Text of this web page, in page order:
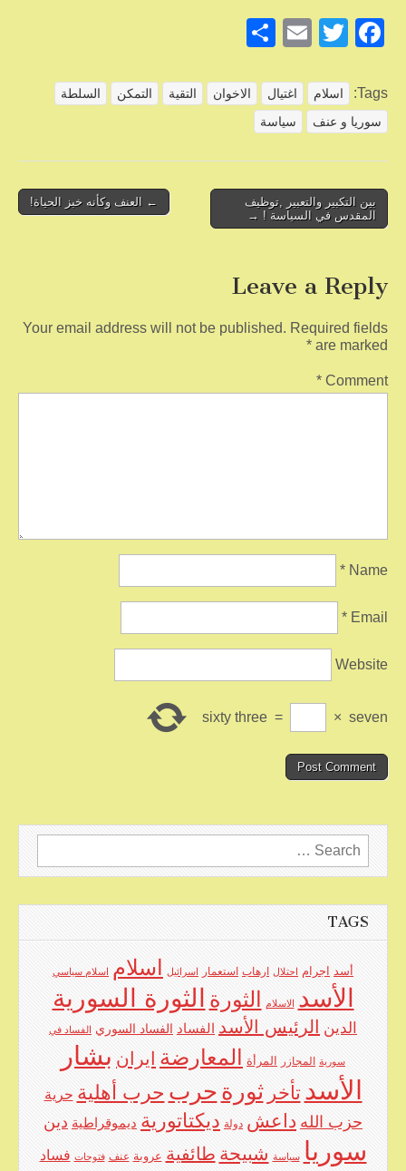
F
c
e
o
k
T
tt
er
E
ail
ar
Tags: اسلام اغتيال الاخوان التقية التمكن
السلطة
سوريا و عنف
سياسة
Post
navigation
← العنف وكأنه خبز الحياة!
بين التكبير والتعبير ,توظيف
المقدس في السياسة ! →
Leave a Reply
Your email address will not be published. Required fields
are marked
*
Comment
*
Name
*
Email
*
Website
seven
×
=
sixty three
Search
for:
TAGS
أسد اجرام احتلال ارهاب استعمار اسرائيل اسلام اسلام سياسي
الأسد الاسلام الثورة الثورة السورية
الدين الرئيس الأسد الفساد الفساد السوري الفساد في
سورية المجازر المرأة المعارضة ايران بشار
الأسد تأخر ثورة حرب حرب أهلية حرية
حزب الله داعش دولة ديكتاتورية ديموقراطية دين
سوريا سياسة شبيحة طائفية عروبة عنف فتوحات فساد